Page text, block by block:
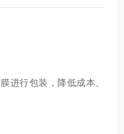
进行包装，降低成本、